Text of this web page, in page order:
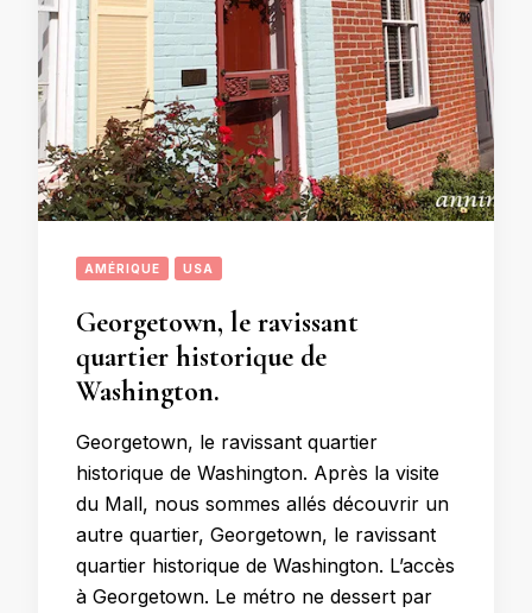
AMÉRIQUE USA
Georgetown, le ravissant
quartier historique de
Washington.
Georgetown, le ravissant quartier
historique de Washington. Après la visite
du Mall, nous sommes allés découvrir un
autre quartier, Georgetown, le ravissant
quartier historique de Washington. L’accès
à Georgetown. Le métro ne dessert par